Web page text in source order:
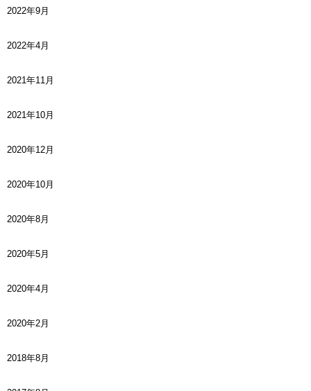
2022年9月
2022年4月
2021年11月
2021年10月
2020年12月
2020年10月
2020年8月
2020年5月
2020年4月
2020年2月
2018年8月